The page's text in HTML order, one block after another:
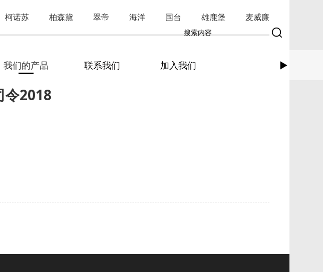
我们的产品 联系我们 加入我们 ►
柯诺苏 柏森黛 翠帝 海洋 国台 雄鹿堡 麦威廉
令2018